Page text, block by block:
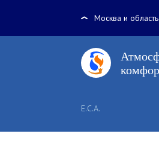
Москва и область
E.C.A.